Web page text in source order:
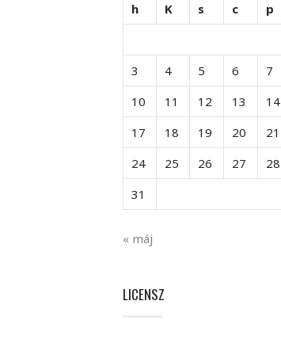
h
K s c p
3
4 5 6 7
10
11 12 13 14
17
18 19 20 21
24
25 26 27 28
31
« máj
LICENSZ